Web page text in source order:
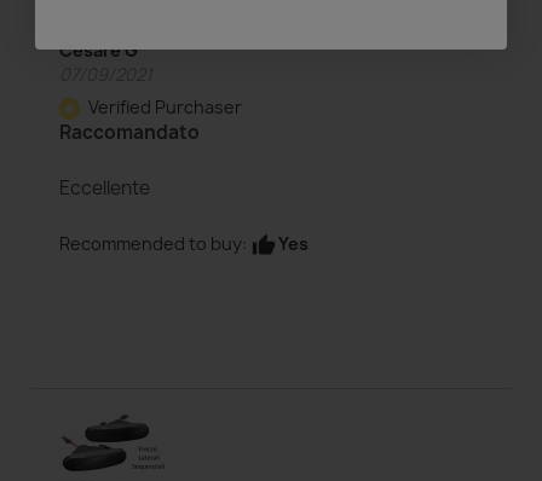
Cesare G
star Verified Purchaser
Raccomandato
Eccellente
Recommended to buy: thumb_upYes